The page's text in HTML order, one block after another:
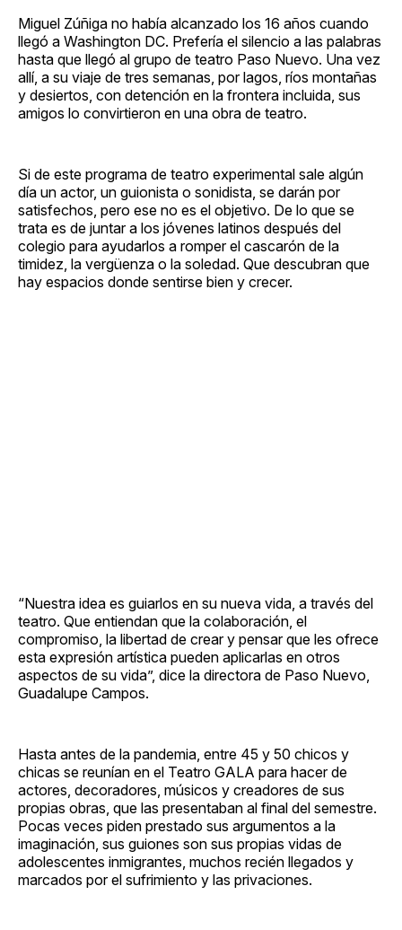
Miguel Zúñiga no había alcanzado los 16 años cuando
llegó a Washington DC. Prefería el silencio a las palabras
hasta que llegó al grupo de teatro Paso Nuevo. Una vez
allí, a su viaje de tres semanas, por lagos, ríos montañas
y desiertos, con detención en la frontera incluida, sus
amigos lo convirtieron en una obra de teatro.
Si de este programa de teatro experimental sale algún
día un actor, un guionista o sonidista, se darán por
satisfechos, pero ese no es el objetivo. De lo que se
trata es de juntar a los jóvenes latinos después del
colegio para ayudarlos a romper el cascarón de la
timidez, la vergüenza o la soledad. Que descubran que
hay espacios donde sentirse bien y crecer.
“Nuestra idea es guiarlos en su nueva vida, a través del
teatro. Que entiendan que la colaboración, el
compromiso, la libertad de crear y pensar que les ofrece
esta expresión artística pueden aplicarlas en otros
aspectos de su vida”, dice la directora de Paso Nuevo,
Guadalupe Campos.
Hasta antes de la pandemia, entre 45 y 50 chicos y
chicas se reunían en el Teatro GALA para hacer de
actores, decoradores, músicos y creadores de sus
propias obras, que las presentaban al final del semestre.
Pocas veces piden prestado sus argumentos a la
imaginación, sus guiones son sus propias vidas de
adolescentes inmigrantes, muchos recién llegados y
marcados por el sufrimiento y las privaciones.